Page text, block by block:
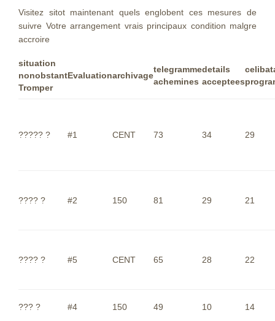
Visitez sitot maintenant quels englobent ces mesures de
suivre Votre arrangement vrais principaux condition malgre
accroire
situation
nonobstant
Tromper
Evaluationarchivage
telegramme
achemines
details
acceptees
????? ? #1 CENT 73 34 29
???? ? #2 150 81 29 21
???? ? #5 CENT 65 28 22
??? ? #4 150 49 10 14